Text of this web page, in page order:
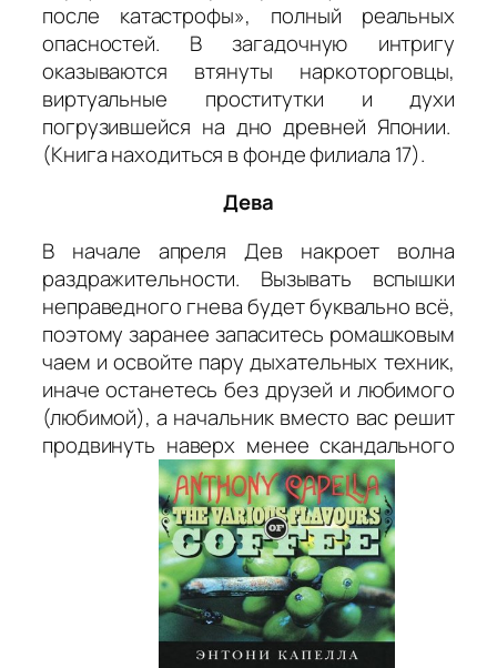
после катастрофы», полный реальных
опасностей. В загадочную интригу
оказываются втянуты наркоторговцы,
виртуальные проститутки и духи
погрузившейся на дно древней Японии.
(Книга находиться в фонде филиала 17).
Дева
В начале апреля Дев накроет волна
раздражительности. Вызывать вспышки
неправедного гнева будет буквально всё,
поэтому заранее запаситесь ромашковым
чаем и освойте пару дыхательных техник,
иначе останетесь без друзей и любимого
(любимой), а начальник вместо вас решит
продвинуть наверх менее скандального